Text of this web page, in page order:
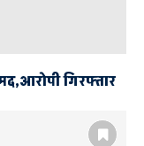
गिरफ्तार